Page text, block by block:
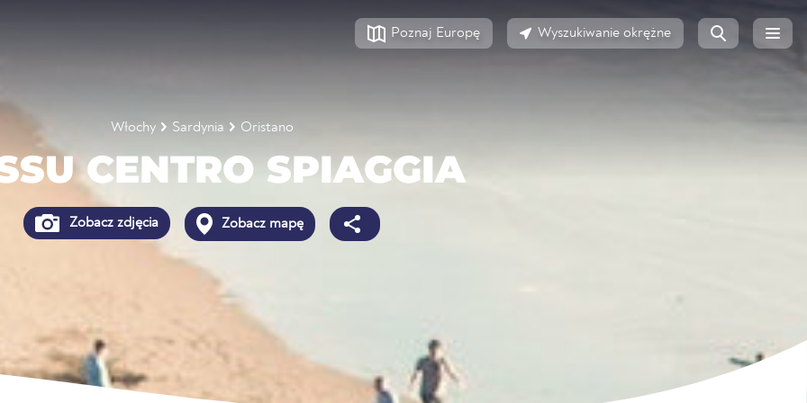
Poznaj Europę Wyszukiwanie okrężne
Włochy Sardynia Oristano
CENTRO SPIAGGIA
Zobacz zdjęcia Zobacz mapę